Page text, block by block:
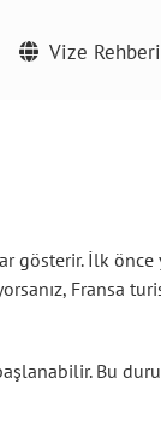
Vize Rehberi
gösterir. İlk
Fransa
Bu